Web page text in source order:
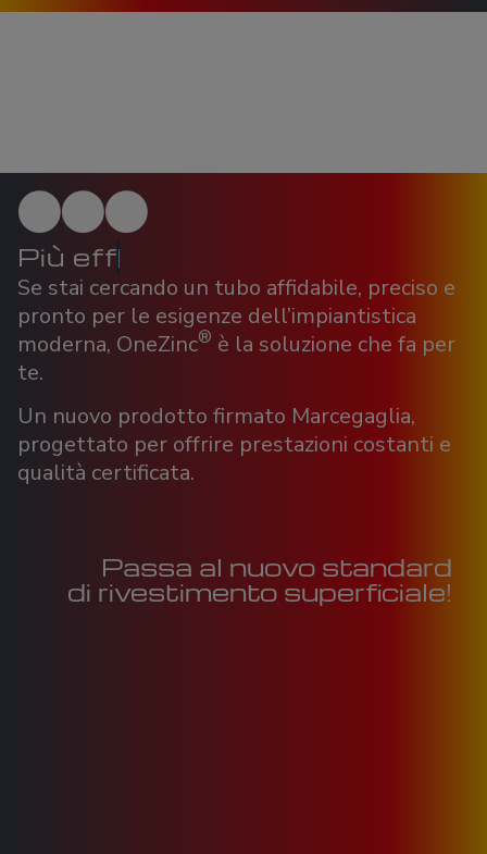
Più effi
Se stai cercando un tubo affidabile, preciso e
pronto per le esigenze dell’impiantistica
moderna, OneZinc® è la soluzione che fa per
te.
Un nuovo prodotto firmato Marcegaglia,
progettato per offrire prestazioni costanti e
qualità certificata.
Passa al nuovo standard
di rivestimento superficiale!